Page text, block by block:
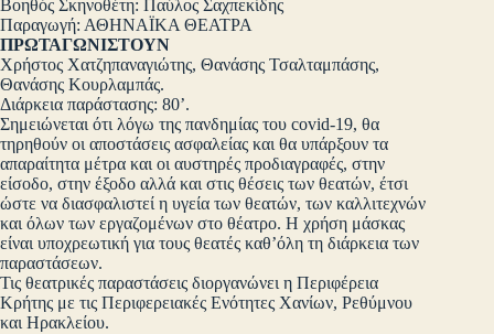
Βοηθός Σκηνοθέτη: Παύλος Σαχπεκίδης
Παραγωγή: ΑΘΗΝΑΪΚΑ ΘΕΑΤΡΑ
ΠΡΩΤΑΓΩΝΙΣΤΟΥΝ
Χρήστος Χατζηπαναγιώτης, Θανάσης Τσαλταμπάσης,
Θανάσης Κουρλαμπάς.
Διάρκεια παράστασης: 80’.
Σημειώνεται ότι λόγω της πανδημίας του covid-19, θα
τηρηθούν οι αποστάσεις ασφαλείας και θα υπάρξουν τα
απαραίτητα μέτρα και οι αυστηρές προδιαγραφές, στην
είσοδο, στην έξοδο αλλά και στις θέσεις των θεατών, έτσι
ώστε να διασφαλιστεί η υγεία των θεατών, των καλλιτεχνών
και όλων των εργαζομένων στο θέατρο. Η χρήση μάσκας
είναι υποχρεωτική για τους θεατές καθ’όλη τη διάρκεια των
παραστάσεων.
Τις θεατρικές παραστάσεις διοργανώνει η Περιφέρεια
Κρήτης με τις Περιφερειακές Ενότητες Χανίων, Ρεθύμνου
και Ηρακλείου.